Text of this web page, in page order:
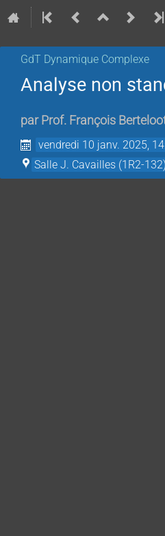
GdT Dynamique Complexe
Analyse non
par Prof. François
vendredi 10 janv. 2025,
Salle J. Cavailles (1R2-